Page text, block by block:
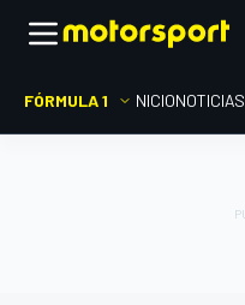
FÓRMULA 1 INICIONOTICIAS